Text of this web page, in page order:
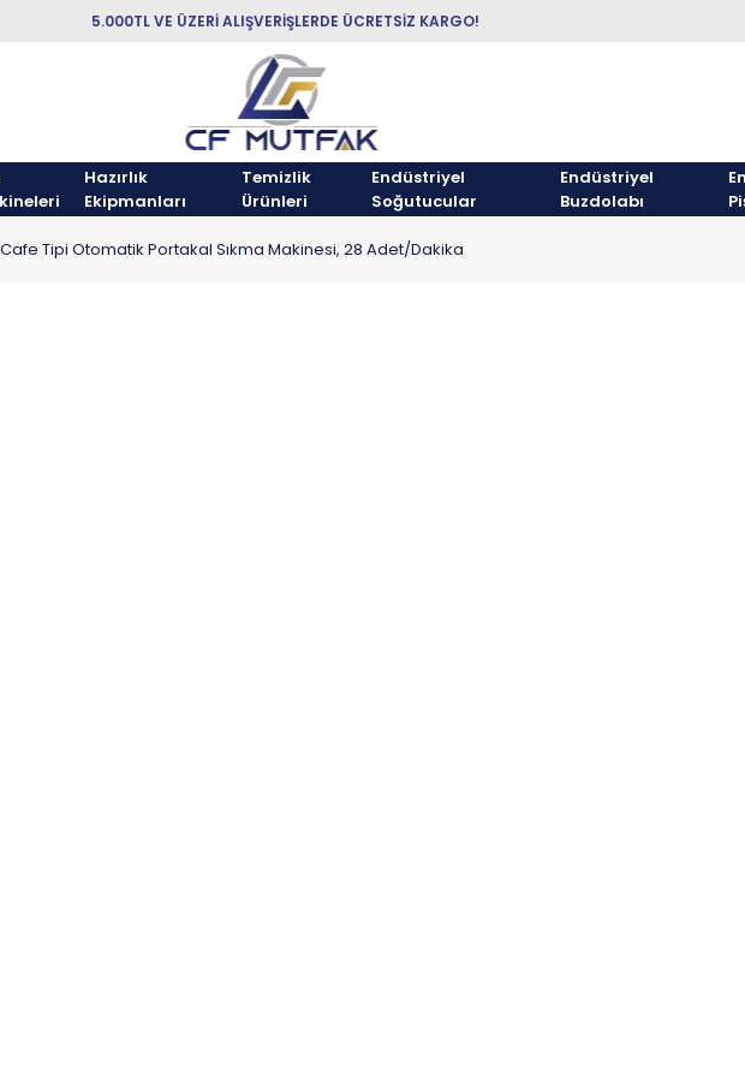
5.000TL VE ÜZERİ ALIŞVERİŞLERDE ÜCRETSİZ KARGO!
Hazırlık
Ekipmanları
Temizlik
Ürünleri
Endüstriyel
Soğutucular
Endüstriyel
Buzdolabı
Tipi Otomatik Portakal Sıkma Makinesi, 28 Adet/Dakika